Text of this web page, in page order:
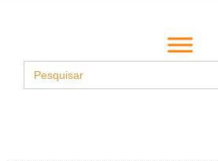
Search
for: